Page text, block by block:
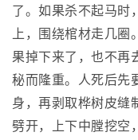
了。如果杀不起马时
上，围绕棺材走几圈
果掉下来了，也不再
秘而隆重。人死后先
身，再剥取桦树皮缝
劈开，上下中膛挖空